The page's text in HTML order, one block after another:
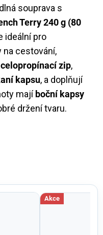
souprava s
Terry 240 g (80
ideální pro
na cestování,
celopropínací zip,
kapsu, a doplňují
mají boční kapsy
držení tvaru.
Akce